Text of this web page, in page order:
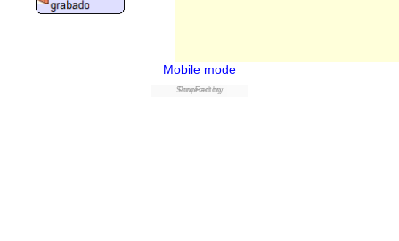
Mobile mode
Powered by
ShopFactory